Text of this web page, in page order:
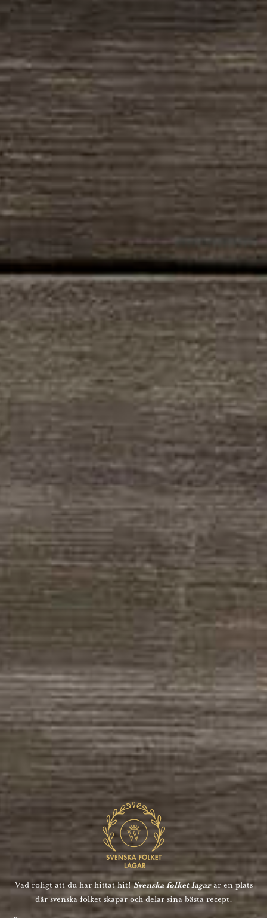
Vad roligt att du har hittat hit!Svenska folket lagarär en plats
där svenska folket skapar och delar sina bästa recept.